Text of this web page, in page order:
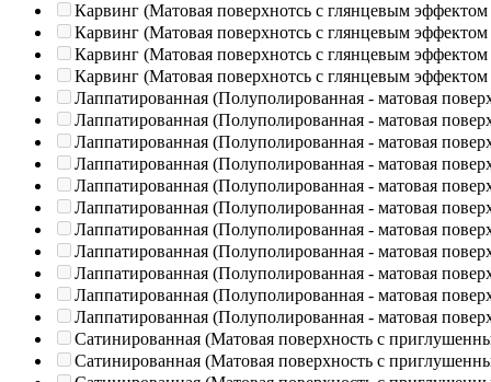
Карвинг (Матовая поверхнотсь с глянцевым эффектом
Карвинг (Матовая поверхнотсь с глянцевым эффектом
Карвинг (Матовая поверхнотсь с глянцевым эффектом
Карвинг (Матовая поверхнотсь с глянцевым эффектом
Лаппатированная (Полуполированная - матовая
Лаппатированная (Полуполированная - матовая
Лаппатированная (Полуполированная - матовая
Лаппатированная (Полуполированная - матовая
Лаппатированная (Полуполированная - матовая
Лаппатированная (Полуполированная - матовая
Лаппатированная (Полуполированная - матовая
Лаппатированная (Полуполированная - матовая
Лаппатированная (Полуполированная - матовая
Лаппатированная (Полуполированная - матовая
Лаппатированная (Полуполированная - матовая
Сатинированная (Матовая поверхность с
Сатинированная (Матовая поверхность с